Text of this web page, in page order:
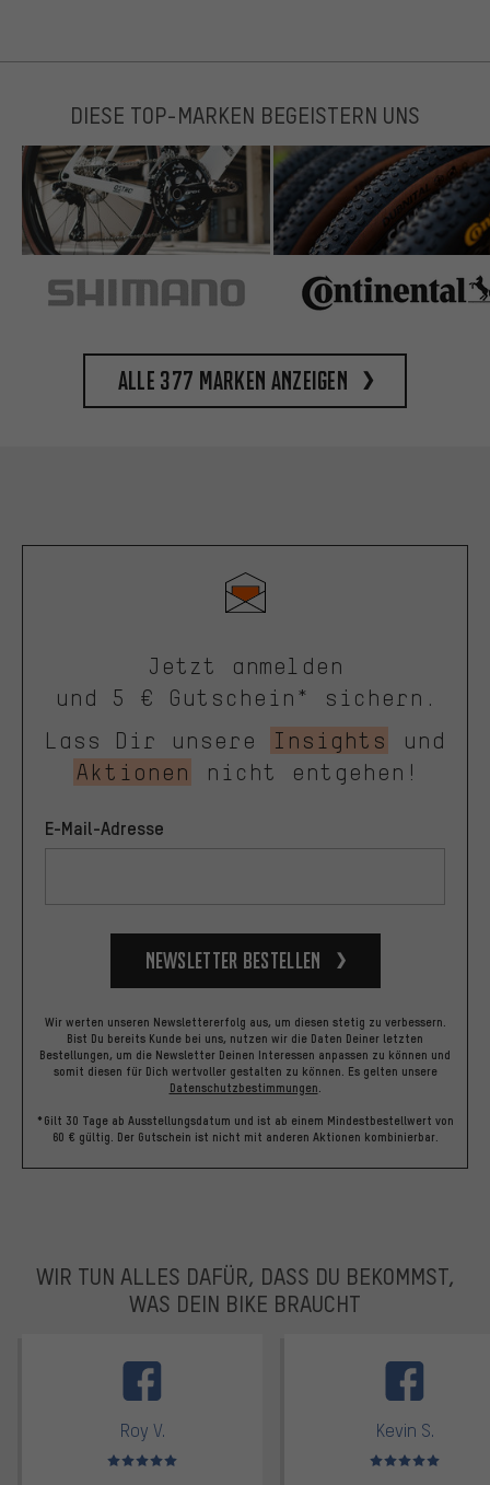
DIESE TOP-MARKEN BEGEISTERN UNS
Alle 377 Marken anzeigen
Jetzt anmelden
und 5 € Gutschein* sichern.
Lass Dir unsere
Insights
und
Aktionen
nicht entgehen!
E-Mail-Adresse
Newsletter bestellen
Wir werten unseren Newslettererfolg aus, um diesen stetig zu verbessern.
Bist Du bereits Kunde bei uns, nutzen wir die Daten Deiner letzten
Bestellungen, um die Newsletter Deinen Interessen anpassen zu können und
somit diesen für Dich wertvoller gestalten zu können. Es gelten unsere
Datenschutzbestimmungen
*Gilt 30 Tage ab Ausstellungsdatum und ist ab einem Mindestbestellwert von
60 € gültig. Der Gutschein ist nicht mit anderen Aktionen kombinierbar.
WIR TUN ALLES DAFÜR, DASS DU BEKOMMST,
WAS DEIN BIKE BRAUCHT
Roy V.
Bewertungen: 5 von 5
Kevin S.
Bewertungen: 5 von 5